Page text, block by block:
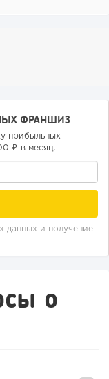
куда в
ФРАНШИЗ
прибыльных
₽ в месяц.
данных и получение
о